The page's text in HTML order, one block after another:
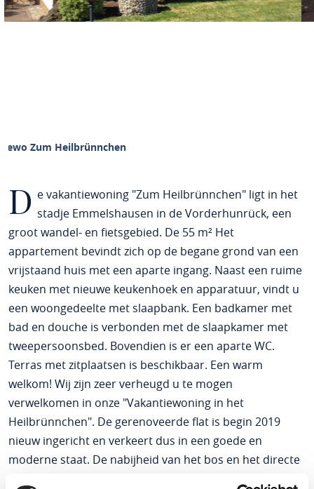
Fewo Zum Heilbrünnchen
D e vakantiewoning "Zum Heilbrünnchen" ligt in het
stadje Emmelshausen in de Vorderhunrück, een
groot wandel- en fietsgebied. De 55 m² Het
appartement bevindt zich op de begane grond van een
vrijstaand huis met een aparte ingang. Naast een ruime
keuken met nieuwe keukenhoek en apparatuur, vindt u
een woongedeelte met slaapbank. Een badkamer met
bad en douche is verbonden met de slaapkamer met
tweepersoonsbed. Bovendien is er een aparte WC.
Terras met zitplaatsen is beschikbaar. Een warm
welkom! Wij zijn zeer verheugd u te mogen
verwelkomen in onze "Vakantiewoning in het
Heilbrünnchen". De gerenoveerde flat is begin 2019
nieuw ingericht en verkeert dus in een goede en
moderne staat. De nabijheid van het bos en het directe